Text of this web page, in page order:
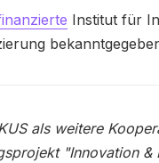
Institut für
als weitere
"Innovation &